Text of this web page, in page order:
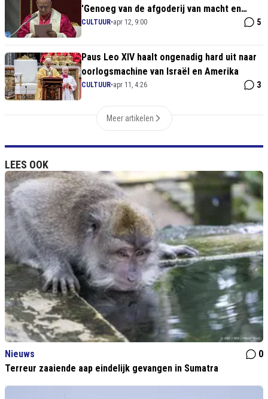
'Genoeg van de afgoderij van macht en
geld!'
CULTUUR•apr 12, 9:00 5
Paus Leo XIV haalt ongenadig hard uit naar
oorlogsmachine van Israël en Amerika
CULTUUR•apr 11, 4:26 3
Meer artikelen
LEES OOK
Nieuws
0
Terreur zaaiende aap eindelijk gevangen in Sumatra